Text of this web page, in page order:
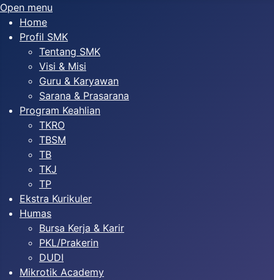
Open menu
Home
Profil SMK
Tentang SMK
Visi & Misi
Guru & Karyawan
Sarana & Prasarana
Program Keahlian
TKRO
TBSM
TB
TKJ
TP
Ekstra Kurikuler
Humas
Bursa Kerja & Karir
PKL/Prakerin
DUDI
Mikrotik Academy